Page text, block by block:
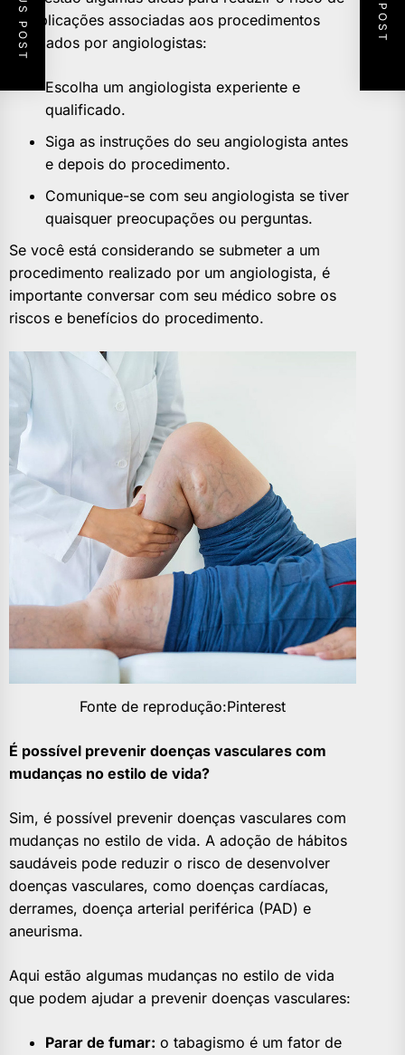
complicações associadas aos procedimentos
realizados por angiologistas:
Escolha um angiologista experiente e
qualificado.
Siga as instruções do seu angiologista antes
e depois do procedimento.
Comunique-se com seu angiologista se tiver
quaisquer preocupações ou perguntas.
Se você está considerando se submeter a um
procedimento realizado por um angiologista, é
importante conversar com seu médico sobre os
riscos e benefícios do procedimento.
Fonte de reprodução:Pinterest
É possível prevenir doenças vasculares com
mudanças no estilo de vida?
Sim, é possível prevenir doenças vasculares com
mudanças no estilo de vida. A adoção de hábitos
saudáveis pode reduzir o risco de desenvolver
doenças vasculares, como doenças cardíacas,
derrames, doença arterial periférica (PAD) e
aneurisma.
Aqui estão algumas mudanças no estilo de vida
que podem ajudar a prevenir doenças vasculares:
Parar de fumar: o tabagismo é um fator de